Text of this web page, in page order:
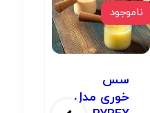
ناموجود
سس
خوری مدل